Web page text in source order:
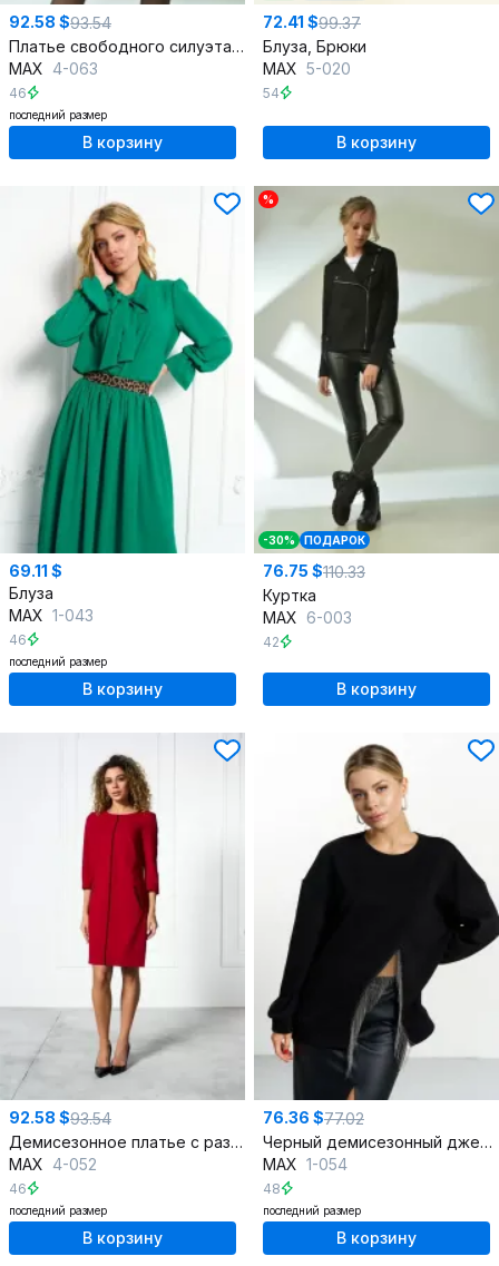
92.58 $93.54
Платье свободного силуэта с карманами и V-воротом
MAX 4-063
46
последний размер
В корзину
72.41 $99.37
Блуза, Брюки
MAX 5-020
54
В корзину
69.11 $
Блуза
MAX 1-043
46
последний размер
В корзину
%
-30% ПОДАРОК
76.75 $110.33
Куртка
MAX 6-003
42
В корзину
92.58 $93.54
Демисезонное платье с разрезами и карманами
MAX 4-052
46
последний размер
В корзину
76.36 $77.02
Черный демисезонный джемпер из трикотажа с декоративными элементами
MAX 1-054
48
последний размер
В корзину